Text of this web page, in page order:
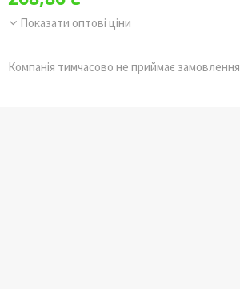
Показати оптові ціни
Компанія тимчасово не приймає замовлення